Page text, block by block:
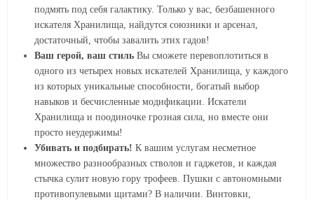
подмять под себя галактику. Только у вас, безбашенного
искателя Хранилища, найдутся союзники и арсенал,
достаточный, чтобы завалить этих гадов!
Ваш герой, ваш стиль Вы сможете перевоплотиться в
одного из четырех новых искателей Хранилища, у каждого
из которых уникальные способности, богатый выбор
навыков и бесчисленные модификации. Искатели
Хранилища и поодиночке грозная сила, но вместе они
просто неудержимы!
Убивать и подбирать! К вашим услугам несметное
множество разнообразных стволов и гаджетов, и каждая
стычка сулит новую гору трофеев. Пушки с автономными
противопулевыми щитами? В наличии. Винтовки,